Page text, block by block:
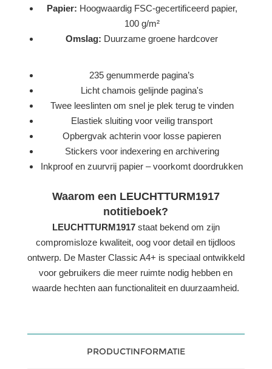
Papier: Hoogwaardig FSC-gecertificeerd papier,
100 g/m²
Omslag: Duurzame groene hardcover
235 genummerde pagina’s
Licht chamois gelijnde pagina's
Twee leeslinten om snel je plek terug te vinden
Elastiek sluiting voor veilig transport
Opbergvak achterin voor losse papieren
Stickers voor indexering en archivering
Inkproof en zuurvrij papier – voorkomt doordrukken
Waarom een LEUCHTTURM1917
notitieboek?
LEUCHTTURM1917staat bekend om zijn
compromisloze kwaliteit, oog voor detail en tijdloos
ontwerp. De Master Classic A4+ is speciaal ontwikkeld
voor gebruikers die meer ruimte nodig hebben en
waarde hechten aan functionaliteit en duurzaamheid.
PRODUCTINFORMATIE